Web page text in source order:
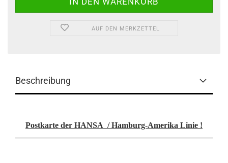
AUF DEN MERKZETTEL
Beschreibung
Postkarte der HANSA / Hamburg-Amerika Linie !